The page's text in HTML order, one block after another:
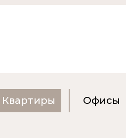
Квартиры Офисы